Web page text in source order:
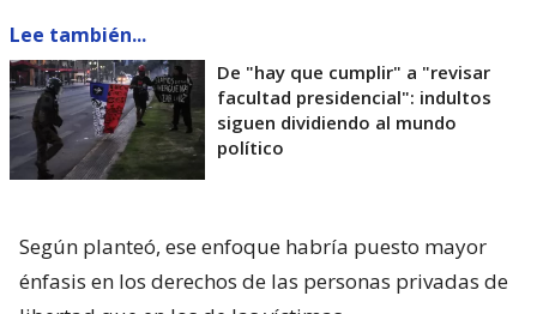
Lee también...
De "hay que cumplir" a "revisar
facultad presidencial": indultos
siguen dividiendo al mundo
político
Según planteó, ese enfoque habría puesto mayor
énfasis en los derechos de las personas privadas de